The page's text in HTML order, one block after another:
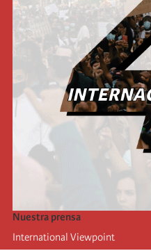
Nuestra prensa
International Viewpoint